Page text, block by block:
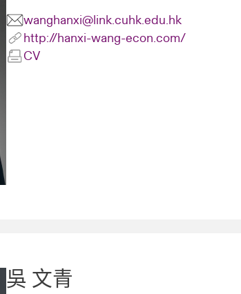
wanghanxi@link.cuhk.edu.hk
http://hanxi-wang-econ.com/
CV
吳 文青